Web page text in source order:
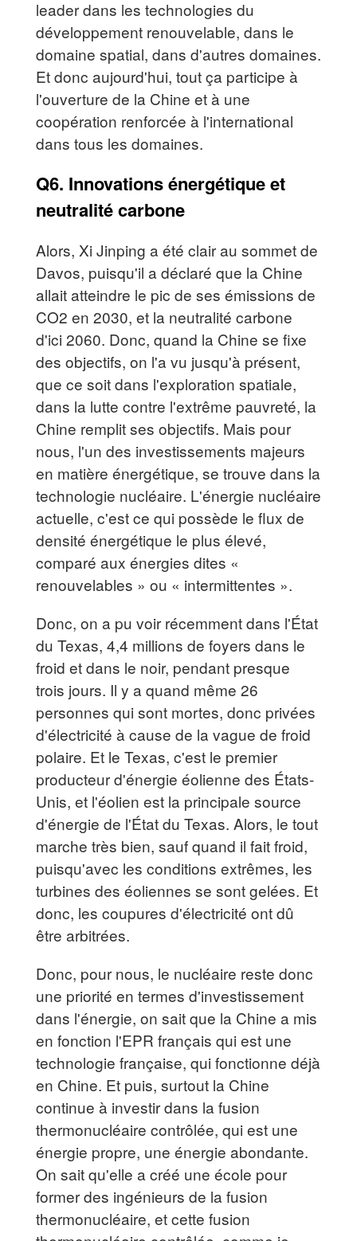
leader dans les technologies du
développement renouvelable, dans le
domaine spatial, dans d'autres domaines.
Et donc aujourd'hui, tout ça participe à
l'ouverture de la Chine et à une
coopération renforcée à l'international
dans tous les domaines.
Q6. Innovations énergétique et
neutralité carbone
Alors, Xi Jinping a été clair au sommet de
Davos, puisqu'il a déclaré que la Chine
allait atteindre le pic de ses émissions de
CO2 en 2030, et la neutralité carbone
d'ici 2060. Donc, quand la Chine se fixe
des objectifs, on l'a vu jusqu'à présent,
que ce soit dans l'exploration spatiale,
dans la lutte contre l'extrême pauvreté, la
Chine remplit ses objectifs. Mais pour
nous, l'un des investissements majeurs
en matière énergétique, se trouve dans la
technologie nucléaire. L'énergie nucléaire
actuelle, c'est ce qui possède le flux de
densité énergétique le plus élevé,
comparé aux énergies dites «
renouvelables » ou « intermittentes ».
Donc, on a pu voir récemment dans l'État
du Texas, 4,4 millions de foyers dans le
froid et dans le noir, pendant presque
trois jours. Il y a quand même 26
personnes qui sont mortes, donc privées
d'électricité à cause de la vague de froid
polaire. Et le Texas, c'est le premier
producteur d'énergie éolienne des États-
Unis, et l'éolien est la principale source
d'énergie de l'État du Texas. Alors, le tout
marche très bien, sauf quand il fait froid,
puisqu'avec les conditions extrêmes, les
turbines des éoliennes se sont gelées. Et
donc, les coupures d'électricité ont dû
être arbitrées.
Donc, pour nous, le nucléaire reste donc
une priorité en termes d'investissement
dans l'énergie, on sait que la Chine a mis
en fonction l'EPR français qui est une
technologie française, qui fonctionne déjà
en Chine. Et puis, surtout la Chine
continue à investir dans la fusion
thermonucléaire contrôlée, qui est une
énergie propre, une énergie abondante.
On sait qu'elle a créé une école pour
former des ingénieurs de la fusion
thermonucléaire, et cette fusion